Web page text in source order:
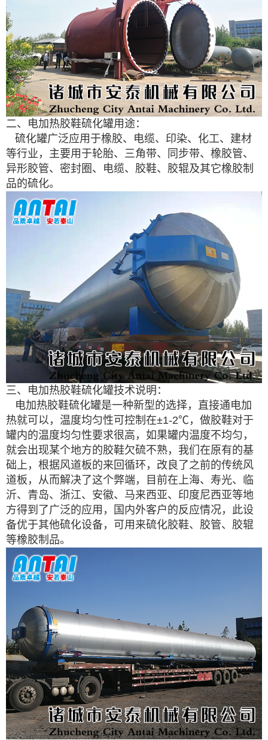
二、电加热胶鞋硫化罐用途：
硫化罐广泛应用于橡胶、电缆、印染、化工、建材
等行业，主要用于轮胎、三角带、同步带、橡胶管、
异形胶管、密封圈、电缆、胶鞋、胶辊及其它橡胶制
品的硫化。
三、电加热胶鞋硫化罐技术说明：
电加热胶鞋硫化罐是一种新型的选择，直接通电加
热就可以，温度均匀性可控制在±1-2℃，做胶鞋对于
罐内的温度均匀性要求很高，如果罐内温度不均匀，
就会出现某个地方的胶鞋欠硫不熟，我们在原有的基
础上，根据风道板的来回循环，改良了之前的传统风
道板，从而解决了这个弊端，目前在上海、寿光、临
沂、青岛、浙江、安徽、马来西亚、印度尼西亚等地
方得到了广泛的应用，国内外客户的反应情况，此设
备优于其他硫化设备，可用来硫化胶鞋、胶管、胶辊
等橡胶制品。